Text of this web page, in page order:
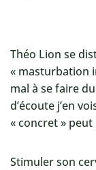
Théo Lion se
« masturbation
mal à se faire
d’écoute j’en
« concret »
Stimuler son